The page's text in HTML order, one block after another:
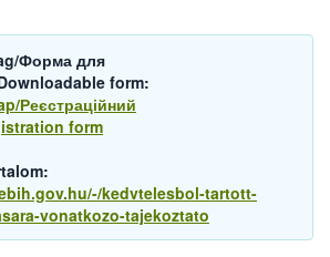
Форма для
form:
Реєстраційний
form
kedvtelesbol-tartott-
vonatkozo-tajekoztato